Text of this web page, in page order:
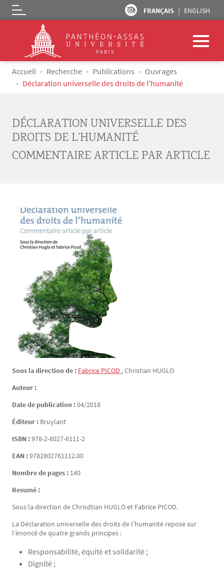
Aller au contenu principal
FRANÇAIS ENGLISH
Logo
Fil d'Ariane
Accueil Recherche Publications
Ouvrages
Déclaration universelle des droits de l'humanité
DÉCLARATION UNIVERSELLE DES
DROITS DE L'HUMANITÉ
COMMENTAIRE ARTICLE PAR ARTICLE
Sous la direction de : Fabrice PICOD ,Christian HUGLO
Auteur :
Date de publication :04/2018
Éditeur : Bruylant
ISBN :978-2-8027-6111-2
EAN :9782802761112.00
Nombre de pages : 140
Resumé :
Sous la direction de Chrisdtian HUGLO et Fabrice PICOD.
La Déclaration universelle des droits de l’humanité repose sur
l’énoncé de quatre grands principes :
Responsabilité, équité et solidarité ;
Dignité ;